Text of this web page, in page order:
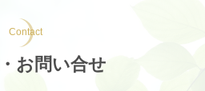
Contact
お問い合せ